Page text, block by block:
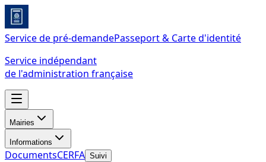
Service de pré-demandePasseport & Carte d'identité
Service indépendant
de l'administration française
Mairies
Informations
DocumentsCERFA Suivi